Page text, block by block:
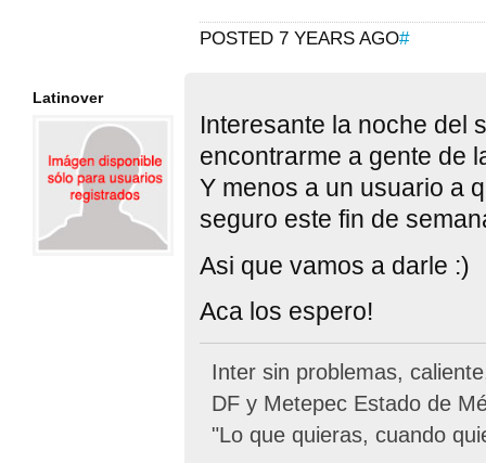
POSTED 7 YEARS AGO#
Latinover
Interesante la noche del
encontrarme a gente de
Y menos a un usuario a
seguro este fin de
Asi que vamos a darle :)
Aca los espero!
Inter sin problemas,
DF y Metepec Estado de
"Lo que quieras, cuando